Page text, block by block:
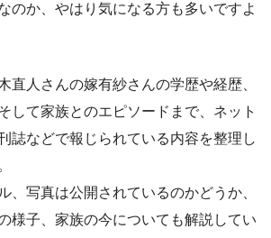
のか、やはり気になる方も多いですよ
直人さんの嫁有紗さんの学歴や経歴、
して家族とのエピソードまで、ネット
誌などで報じられている内容を整理し
、写真は公開されているのかどうか、
様子、家族の今についても解説してい